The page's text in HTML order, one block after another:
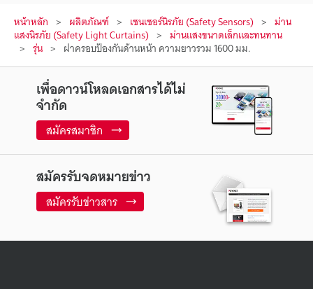
หน้าหลัก ผลิตภัณฑ์ เซนเซอร์นิรภัย (Safety Sensors) ม่าน
แสงนิรภัย (Safety Light Curtains) ม่านแสงขนาดเล็กและทนทาน
รุ่น ฝาครอบป้องกันด้านหน้า ความยาวรวม 1600 มม.
เพื่อดาวน์โหลดเอกสารได้ไม่
จำกัด
สมัครสมาชิก
สมัครรับจดหมายข่าว
สมัครรับข่าวสาร